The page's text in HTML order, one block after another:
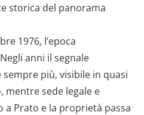
storica del panorama
1976, l’epoca
anni il segnale
sempre più, visibile in quasi
sede legale e
a Prato e la proprietà passa